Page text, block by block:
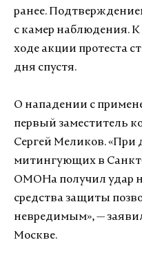
ранее.
с камер наблюдения. К
ходе акции протеста
дня спустя.
О нападении с
первый заместитель
Сергей Меликов. «При
митингующих в
ОМОНа получил удар
средства защиты
невредимым», —
Москве.